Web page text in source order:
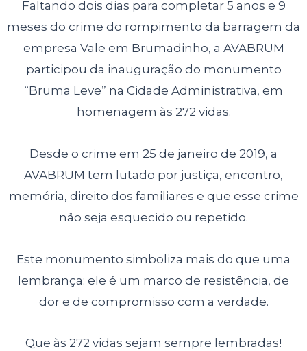
Faltando dois dias para completar 5 anos e 9
meses do crime do rompimento da barragem da
empresa Vale em Brumadinho, a AVABRUM
participou da inauguração do monumento
“Bruma Leve” na Cidade Administrativa, em
homenagem às 272 vidas.
Desde o crime em 25 de janeiro de 2019, a
AVABRUM tem lutado por justiça, encontro,
memória, direito dos familiares e que esse crime
não seja esquecido ou repetido.
Este monumento simboliza mais do que uma
lembrança: ele é um marco de resistência, de
dor e de compromisso com a verdade.
Que às 272 vidas sejam sempre lembradas!